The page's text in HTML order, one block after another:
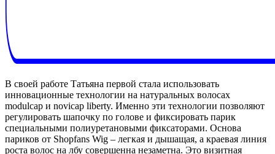
В своей работе Татьяна первой стала использовать
инновационные технологии на натуральных волосах
modulcap и novicap liberty. Именно эти технологии позволяют
регулировать шапочку по голове и фиксировать парик
специальными полиуретановыми фиксаторами. Основа
париков от Shopfans Wig – легкая и дышащая, а краевая линия
роста волос на лбу совершенна незаметна. Это визитная